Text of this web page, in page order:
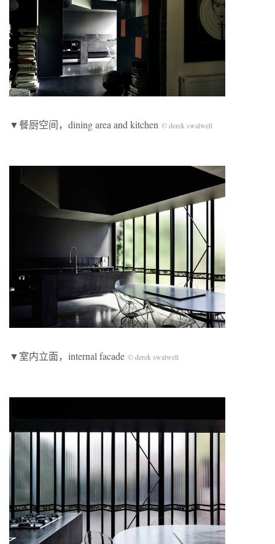
▼餐厨空间，dining area and kitchen © derek swalwell
▼室内立面，internal facade © derek swalwell